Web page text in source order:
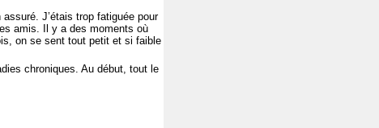
J’étais trop fatiguée pour
amis. Il y a des moments où
on se sent tout petit et si faible
chroniques. Au début, tout le